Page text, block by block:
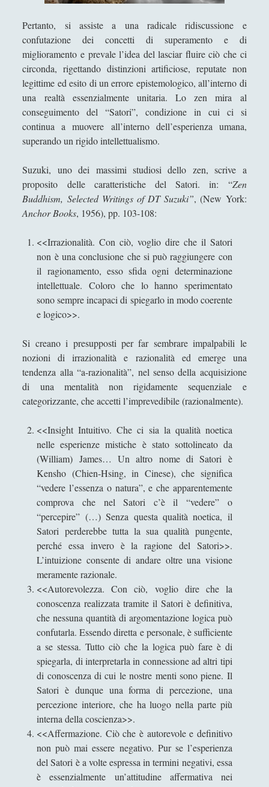
Scrivere di filosofia - Letteratura e filosofia a
Storie del Novecento - Il mondo diviso tra destra
e sinistra
Studiare filosofia all'Università?
Un gioco editoriale di Jean-Paul Sartre: la finzione
filologica de ‘La Nausea’
Un tappeto volante alla stireria del respiro, se il
ventaglio rinfresca di sciami
Un velo, occhi, mento, un vestito, mani, vivi in
eterno per virtù della croce della sezione aurea,
tutto questo è la Gioconda di Leonardo
Una "sete di successo" per il piccione... lavatore
dell'idealismo
VENERE IN CORNICE - Il treno della chiocciola che
"sbuffa" dall'oro / The train of a snail which "puffs"
from the gold
VENERE IN CORNICE - La colonna si gonfia
column swells with water at the time of a flying
fountain
VENERE IN CORNICE - Le bollicine viola sulla pelle
d'un atomo che fa danzare la sera / The violet
bubbles on the skin of an atom which allows the
[Recensione] Antonio Rinaldis - Nuove lezioni di
filosofia. I temi fondamentali del pensiero umano
(Diarkos, 2025)
[Recensione] Pasquale Vitale – Filosofia Medievale
(Diarkos 2023)
Saggi (72)
Scienza (84)
Storia(144)
► Libri Recensiti(441)
Random(28)
Un Po’ Di Narrativa(7)
Attualità(12)
Azione Filosofica(4)
► Cinema e Serie(15)
Collana di Scuola Filosofica
Didattica(7)
Pertanto, si assiste a una radicale ridiscussione e
confutazione dei concetti di superamento e di
miglioramento e prevale l’idea del lasciar fluire ciò che ci
circonda, rigettando distinzioni artificiose, reputate non
legittime ed esito di un errore epistemologico, all’interno di
una realtà essenzialmente unitaria. Lo zen mira al
conseguimento del “Satori”, condizione in cui ci si
continua a muovere all’interno dell’esperienza umana,
superando un rigido intellettualismo.
Suzuki, uno dei massimi studiosi dello zen, scrive a
proposito delle caratteristiche del Satori. in: “Zen
Buddhism, Selected Writings of DT Suzuki”, (New York:
Anchor Books, 1956), pp. 103-108:
<<Irrazionalità. Con ciò, voglio dire che il Satori
non è una conclusione che si può raggiungere con
il ragionamento, esso sfida ogni determinazione
intellettuale. Coloro che lo hanno sperimentato
sono sempre incapaci di spiegarlo in modo coerente
e logico>>.
Si creano i presupposti per far sembrare impalpabili le
nozioni di irrazionalità e razionalità ed emerge una
tendenza alla “a-razionalità”, nel senso della acquisizione
di una mentalità non rigidamente sequenziale e
categorizzante, che accetti l’imprevedibile (razionalmente).
<<Insight Intuitivo. Che ci sia la qualità noetica
nelle esperienze mistiche è stato sottolineato da
(William) James… Un altro nome di Satori è
Kensho (Chien-Hsing, in Cinese), che significa
“vedere l’essenza o natura”, e che apparentemente
comprova che nel Satori c’è il “vedere” o
“percepire” (…) Senza questa qualità noetica, il
Satori perderebbe tutta la sua qualità pungente,
perché essa invero è la ragione del Satori>>.
L’intuizione consente di andare oltre una visione
meramente razionale.
<<Autorevolezza. Con ciò, voglio dire che la
conoscenza realizzata tramite il Satori è definitiva,
che nessuna quantità di argomentazione logica può
confutarla. Essendo diretta e personale, è sufficiente
a se stessa. Tutto ciò che la logica può fare è di
spiegarla, di interpretarla in connessione ad altri tipi
di conoscenza di cui le nostre menti sono piene. Il
Satori è dunque una forma di percezione, una
percezione interiore, che ha luogo nella parte più
interna della coscienza>>.
<<Affermazione. Ciò che è autorevole e definitivo
non può mai essere negativo. Pur se l’esperienza
del Satori è a volte espressa in termini negativi, essa
è essenzialmente un’attitudine affermativa nei